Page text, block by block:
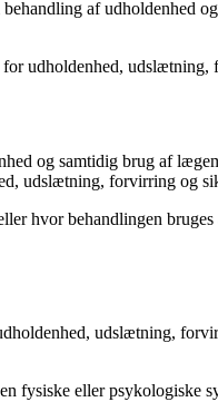
af udholdenhed
udholdenhed, udslætning,
og samtidig brug af
udslætning, forvirring og
hvor behandlingen
udslætning,
fysiske eller psykologiske